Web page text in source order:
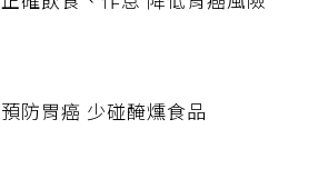
預防胃癌 少碰醃燻食品